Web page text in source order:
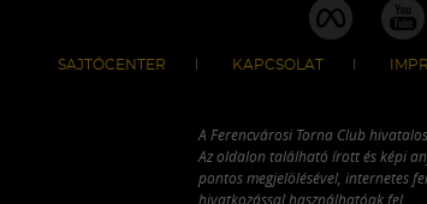
SAJTÓCENTER KAPCSOLAT
A Ferencvárosi Torna Club
Az oldalon található írott és képi
pontos megjelölésével, internetes
hivatkozással használhatóak fel.